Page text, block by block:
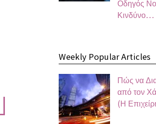
Οδηγός
Κινδύνο…
Weekly Popular Articles
Πώς να
από τον
(Η